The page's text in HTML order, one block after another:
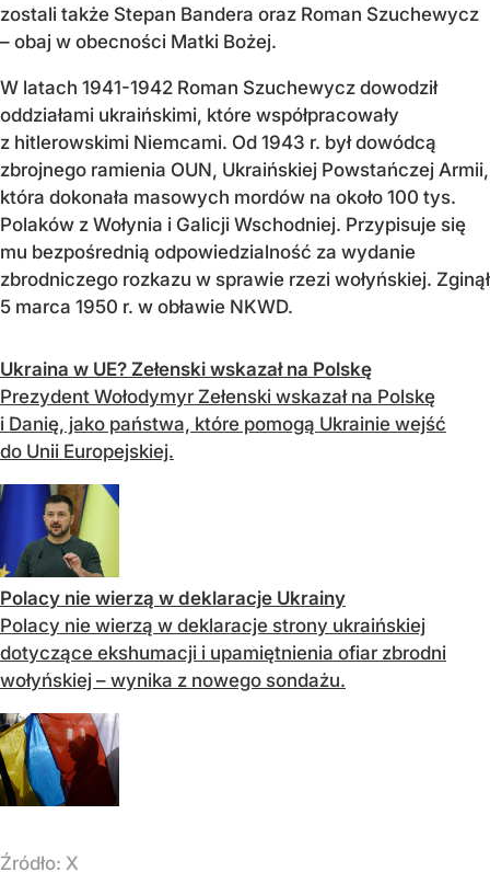
zostali także Stepan Bandera oraz Roman Szuchewycz
– obaj w obecności Matki Bożej.
W latach 1941-1942 Roman Szuchewycz dowodził
oddziałami ukraińskimi, które współpracowały
z hitlerowskimi Niemcami. Od 1943 r. był dowódcą
zbrojnego ramienia OUN, Ukraińskiej Powstańczej Armii,
która dokonała masowych mordów na około 100 tys.
Polaków z Wołynia i Galicji Wschodniej. Przypisuje się
mu bezpośrednią odpowiedzialność za wydanie
zbrodniczego rozkazu w sprawie rzezi wołyńskiej. Zginął
5 marca 1950 r. w obławie NKWD.
Ukraina w UE? Zełenski wskazał na Polskę
Prezydent Wołodymyr Zełenski wskazał na Polskę
i Danię, jako państwa, które pomogą Ukrainie wejść
do Unii Europejskiej.
Polacy nie wierzą w deklaracje Ukrainy
Polacy nie wierzą w deklaracje strony ukraińskiej
dotyczące ekshumacji i upamiętnienia ofiar zbrodni
wołyńskiej – wynika z nowego sondażu.
Źródło: X